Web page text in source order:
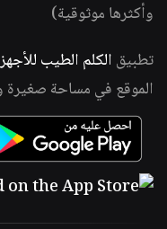
وأكثرها موثوقية)
تطبيق الكلم الطيب
الموقع في مساحة صغيرة